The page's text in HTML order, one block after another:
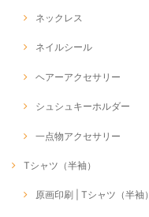
ネックレス
ネイルシール
ヘアーアクセサリー
シュシュキーホルダー
一点物アクセサリー
Tシャツ（半袖）
原画印刷 | Tシャツ（半袖）